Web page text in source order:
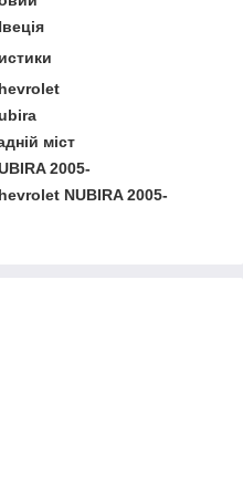
міст
2005-
NUBIRA 2005-